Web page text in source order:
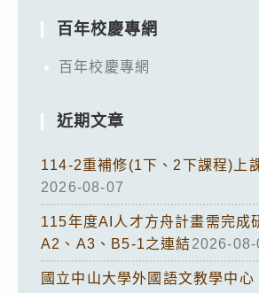
百年校慶專網
百年校慶專網
近期文章
114-2重補修(1下、2下課程)上
2026-08-07
115年度AI人才方舟計畫需完成
A2、A3、B5-1之連結2026-08-
國立中山大學外國語文教學中